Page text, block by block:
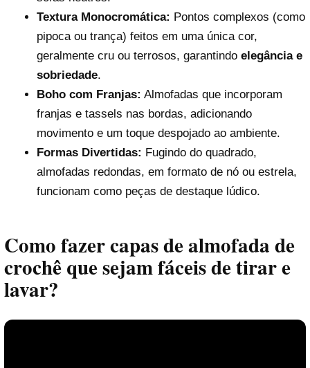
Textura Monocromática: Pontos complexos (como
pipoca ou trança) feitos em uma única cor,
geralmente cru ou terrosos, garantindo elegância e
sobriedade.
Boho com Franjas: Almofadas que incorporam
franjas e tassels nas bordas, adicionando
movimento e um toque despojado ao ambiente.
Formas Divertidas: Fugindo do quadrado,
almofadas redondas, em formato de nó ou estrela,
funcionam como peças de destaque lúdico.
Como fazer capas de almofada de
crochê que sejam fáceis de tirar e
lavar?